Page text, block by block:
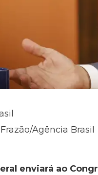
Agência Brasil
enviará ao